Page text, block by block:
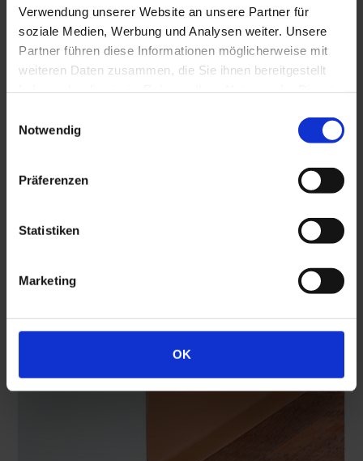
Verwendung unserer Website an unsere Partner für
soziale Medien, Werbung und Analysen weiter. Unsere
Partner führen diese Informationen möglicherweise mit
weiteren Daten zusammen, die Sie ihnen bereitgestellt
Cookies, wenn Sie unsere Webseite weiterhin nutzen.
Notwendig
Präferenzen
Statistiken
Marketing
OK